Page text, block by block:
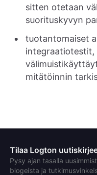
sitten otetaan
suorituskyvyn
tuotantomaiset
integraatiotestit,
mitätöinnin
Tilaa Logton
Pysy ajan tasalla
blogeista ja